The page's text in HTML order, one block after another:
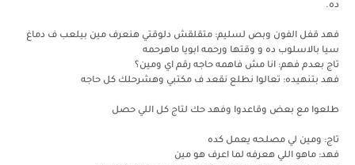
ده.
فهد قفل الفون وبص لسليم: متقلقش دلوقتي هنعرف مين بيلعب ف دماغ
سيا بالاسلوب ده و وقتها ورحمه ابويا ماهرحمه
تاج بعدم فهم: انا مش فاهمه حاجه رقم اي ومين؟
فهد بتنهيده: تعالوا نطلع نقعد ف مكتبي وهشرحلك كل حاجه
طلعوا مع بعض وقاعدوا وفهد حك لتاج كل اللي حصل
تاج: ومين لي مصلحه يعمل كده
فهد: ماهو اللي هعرفه لما اعرف هو مين